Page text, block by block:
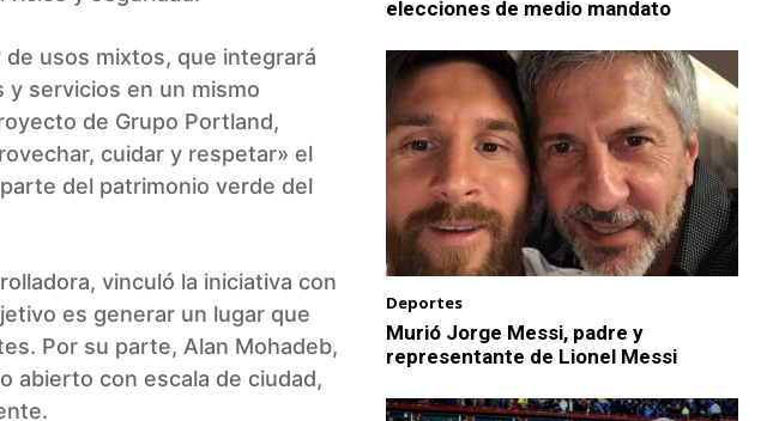
usos mixtos, que integrará
y servicios en un mismo
de Grupo Portland,
cuidar y respetar» el
del patrimonio verde del
vinculó la iniciativa con
es generar un lugar que
Por su parte, Alan Mohadeb,
abierto con escala de ciudad,
elecciones de medio mandato
Deportes
Murió Jorge Messi, padre y
representante de Lionel Messi